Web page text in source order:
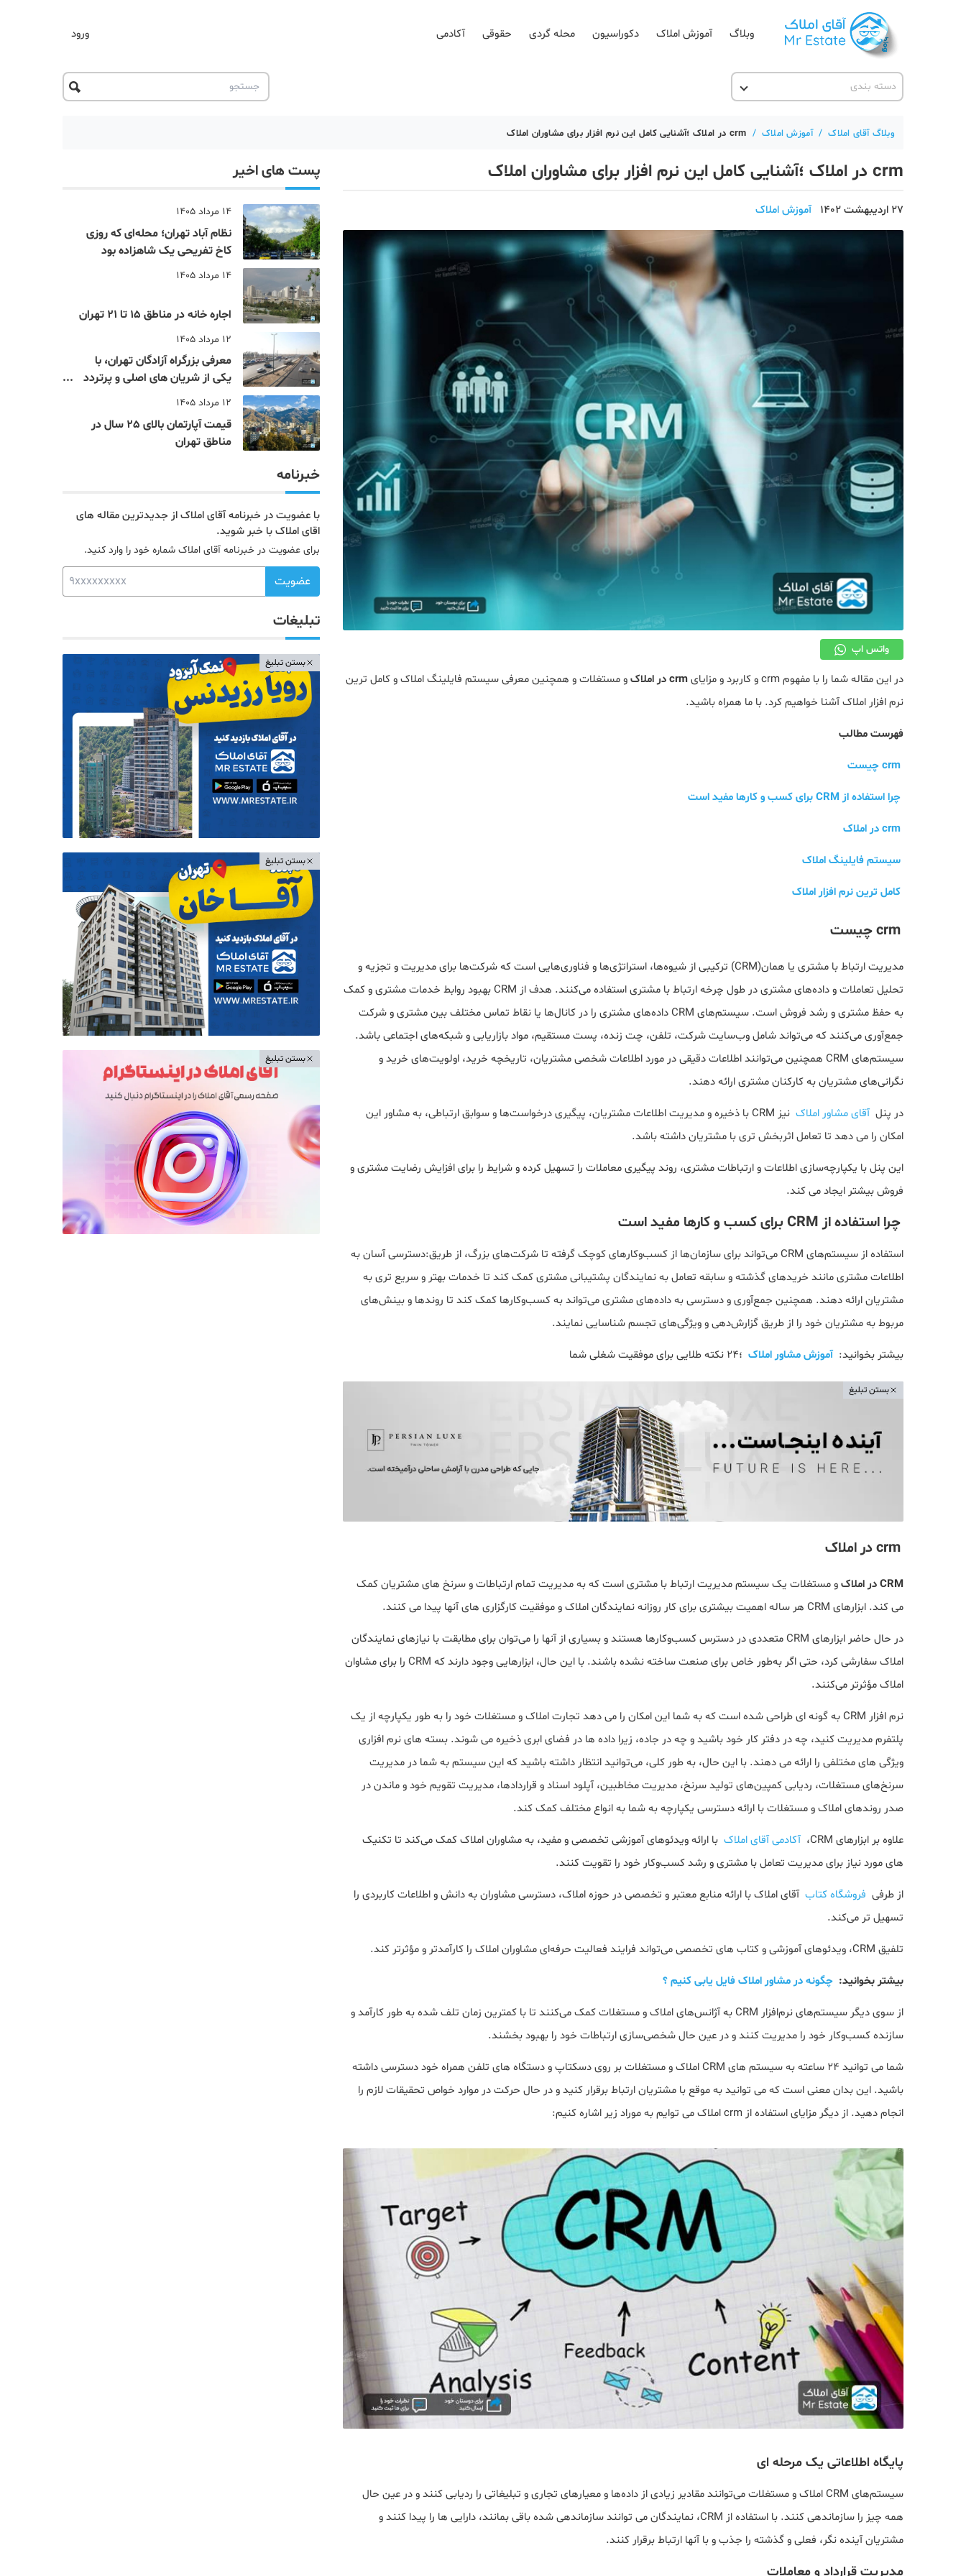
وبلاگ آموزش املاک دکوراسیون محله گردی حقوقی آکادمی ورود
دسته بندی
آقای مشاور املاک
آموزش پلتفرم آقای املاک
اخبار مسکن
تحلیل مسکن
ملکی
همایش و نمایشگاه
وبلاگ آقای املاک / آموزش املاک / crm در املاک ؛آشنایی کامل این نرم افزار برای مشاوران املاک
crm در املاک ؛آشنایی کامل این نرم افزار برای مشاوران املاک
27 اردیبهشت 1402 آموزش املاک
واتس اپ
در این مقاله شما را با مفهوم crm و کاربرد و مزایای crm در املاک
و مستغلات و همچنین معرفی سیستم فایلینگ املاک و کامل ترین
نرم افزار املاک آشنا خواهیم کرد. با ما همراه باشید.
فهرست مطالب
crm چیست
چرا استفاده از CRM برای کسب و کارها مفید است
crm در املاک
سیستم فایلینگ املاک
کامل ترین نرم افزار املاک
crm چیست
مدیریت ارتباط با مشتری یا همان(CRM) ترکیبی از شیوه‌ها، استراتژی‌ها و فناوری‌هایی است که شرکت‌ها برای مدیریت و تجزیه و
تحلیل تعاملات و داده‌های مشتری در طول چرخه ارتباط با مشتری استفاده می‌کنند. هدف از CRM بهبود روابط خدمات مشتری و کمک
به حفظ مشتری و رشد فروش است. سیستم‌های CRM داده‌های مشتری را در کانال‌ها یا نقاط تماس مختلف بین مشتری و شرکت
جمع‌آوری می‌کنند که می‌تواند شامل وب‌سایت شرکت، تلفن، چت زنده، پست مستقیم، مواد بازاریابی و شبکه‌های اجتماعی باشد.
سیستم‌های CRM همچنین می‌توانند اطلاعات دقیقی در مورد اطلاعات شخصی مشتریان، تاریخچه خرید، اولویت‌های خرید و
نگرانی‌های مشتریان به کارکنان مشتری ارائه دهند.
در پنل آقای مشاور املاک
نیز CRM با ذخیره و مدیریت اطلاعات مشتریان، پیگیری درخواست‌ها و سوابق ارتباطی، به مشاور این
امکان را می دهد تا تعامل اثربخش تری با مشتریان داشته باشد.
این پنل با یکپارچه‌سازی اطلاعات و ارتباطات مشتری، روند پیگیری معاملات را تسهیل کرده و شرایط را برای افزایش رضایت مشتری و
فروش بیشتر ایجاد می کند.
چرا استفاده از CRM برای کسب و کارها مفید است
استفاده از سیستم‌های CRM می‌تواند برای سازمان‌ها از کسب‌وکارهای کوچک گرفته تا شرکت‌های بزرگ، از طریق:دسترسی آسان به
اطلاعات مشتری مانند خریدهای گذشته و سابقه تعامل به نمایندگان پشتیبانی مشتری کمک کند تا خدمات بهتر و سریع تری به
مشتریان ارائه دهند. همچنین جمع‌آوری و دسترسی به داده‌های مشتری می‌تواند به کسب‌وکارها کمک کند تا روندها و بینش‌های
مربوط به مشتریان خود را از طریق گزارش‌دهی و ویژگی‌های تجسم شناسایی نمایند.
بیشتر بخوانید: آموزش مشاور املاک ؛24 نکته طلایی برای موفقیت شغلی شما
بستن تبلیغ
crm در املاک
CRM در املاک
و مستغلات یک سیستم مدیریت ارتباط با مشتری است که به مدیریت تمام ارتباطات و سرنخ های مشتریان کمک
می کند. ابزارهای CRM هر ساله اهمیت بیشتری برای کار روزانه نمایندگان املاک و موفقیت کارگزاری های آنها پیدا می کنند.
در حال حاضر ابزارهای CRM متعددی در دسترس کسب‌وکارها هستند و بسیاری از آنها را می‌توان برای مطابقت با نیازهای نمایندگان
املاک سفارشی کرد، حتی اگر به‌طور خاص برای صنعت ساخته نشده باشند. با این حال، ابزارهایی وجود دارند که CRM را برای مشاوان
املاک مؤثرتر می‌کنند.
نرم افزار CRM به گونه ای طراحی شده است که به شما این امکان را می دهد تجارت املاک و مستغلات خود را به طور یکپارچه از یک
پلتفرم مدیریت کنید، چه در دفتر کار خود باشید و چه در جاده، زیرا داده ها در فضای ابری ذخیره می شوند. بسته های نرم افزاری
ویژگی های مختلفی را ارائه می دهند. با این حال، به طور کلی، می‌توانید انتظار داشته باشید که این سیستم به شما در مدیریت
سرنخ‌های مستغلات، ردیابی کمپین‌های تولید سرنخ، مدیریت مخاطبین، آپلود اسناد و قراردادها، مدیریت تقویم خود و ماندن در
صدر روندهای املاک و مستغلات با ارائه دسترسی یکپارچه به شما به انواع مختلف کمک کند.
علاوه بر ابزارهای CRM، آکادمی آقای املاک با ارائه ویدئوهای آموزشی تخصصی و مفید، به مشاوران املاک کمک می‌کند تا تکنیک
های مورد نیاز برای مدیریت تعامل با مشتری و رشد کسب‌وکار خود را تقویت کنند.
از طرفی فروشگاه کتاب آقای املاک با ارائه منابع معتبر و تخصصی در حوزه املاک، دسترسی مشاوران به دانش و اطلاعات کاربردی را
تسهیل تر می‌کند.
تلفیق CRM، ویدئوهای آموزشی و کتاب های تخصصی می‌تواند فرایند فعالیت حرفه‌ای مشاوران املاک را کارآمدتر و مؤثرتر کند.
بیشتر بخوانید: چگونه در مشاور املاک فایل یابی کنیم ؟
از سوی دیگر سیستم‌های نرم‌افزار CRM به آژانس‌های املاک و مستغلات کمک می‌کنند تا با کمترین زمان تلف شده به طور کارآمد و
سازنده کسب‌وکار خود را مدیریت کنند و در عین حال شخصی‌سازی ارتباطات خود را بهبود بخشند.
شما می توانید 24 ساعته به سیستم های CRM املاک و مستغلات بر روی دسکتاپ و دستگاه های تلفن همراه خود دسترسی داشته
باشید. این بدان معنی است که می توانید به موقع با مشتریان ارتباط برقرار کنید و در حال حرکت در موارد خواص تحقیقات لازم را
انجام دهید. از دیگر مزایای استفاده از crm املاک می توایم به موراد زیر اشاره کنیم:
پایگاه اطلاعاتی یک مرحله ای
سیستم‌های CRM املاک و مستغلات می‌توانند مقادیر زیادی از داده‌ها و معیارهای تجاری و تبلیغاتی را ردیابی کنند و در عین حال
همه چیز را سازماندهی کنند. با استفاده از CRM، نمایندگان می توانند سازماندهی شده باقی بمانند، دارایی ها را پیدا کنند و
مشتریان آینده نگر، فعلی و گذشته را جذب و با آنها ارتباط برقرار کنند.
مدیریت قرارداد و معاملات
پست های اخیر
14 مرداد 1405
نظام‌ آباد تهران؛ محله‌ای که روزی
کاخ تفریحی یک شاهزاده بود
14 مرداد 1405
اجاره خانه در مناطق 15 تا 21 تهران
12 مرداد 1405
معرفی بزرگراه آزادگان تهران، با
یکی از شریان های اصلی و پرتردد
جنوب پایتخت آشنا شوید
12 مرداد 1405
قیمت آپارتمان بالای 25 سال در
مناطق تهران
خبرنامه
با عضویت در خبرنامه آقای املاک از جدیدترین مقاله های
اقای املاک با خبر شوید.
برای عضویت در خبرنامه آقای املاک شماره خود را وارد کنید.
عضویت
تبلیغات
بستن تبلیغ
بستن تبلیغ
بستن تبلیغ